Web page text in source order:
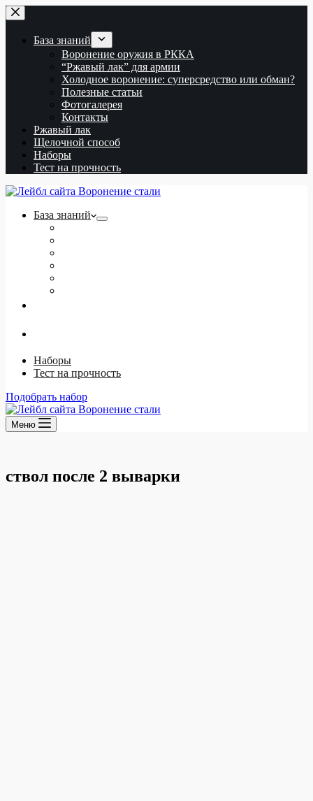
Перейти
к
База знаний
Воронение оружия в РККА
“Ржавый лак” для армии
Холодное воронение: суперсредство или обман?
Полезные статьи
Фотогалерея
Контакты
Ржавый лак
Щелочной способ
Наборы
Тест на прочность
База знаний
Наборы
Тест на прочность
Подобрать набор
Меню
ствол после 2 выварки